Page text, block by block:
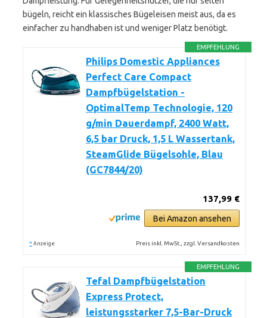
bügeln, reicht ein klassisches Bügeleisen meist aus, da es
einfacher zu handhaben ist und weniger Platz benötigt.
EMPFEHLUNG
Philips Domestic Appliances
Perfect Care Compact
Dampfbügelstation -
OptimalTemp Technologie, 120
g/min Dauerdampf, 2400 Watt,
6,5 bar Druck, 1,5 L Wassertank,
SteamGlide Bügelsohle, Blau
(GC7844/20)
137,99 €
Bei Amazon ansehen
* Anzeige Preis inkl. MwSt., zzgl. Versandkosten
EMPFEHLUNG
Tefal Dampfbügelstation
Express Protect,
leistungsstarker 7,5-Bar-Druck